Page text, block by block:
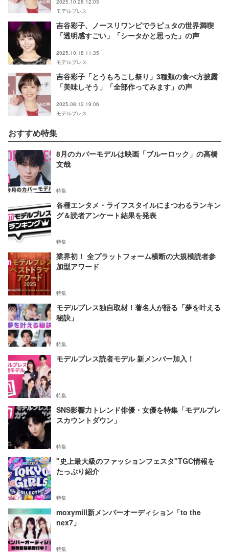
2025.10.28 12:03
モデルプレス
吉谷彩子、ノースリワンピでラピュタの世界満喫
「透明感すごい」「シータかと思った」の声
2025.10.18 11:35
モデルプレス
吉谷彩子「とうもろこし祭り」3種類の食べ方披露
「美味しそう」「全部作ってみます」の声
2025.08.12 19:06
モデルプレス
おすすめ特集
8月のカバーモデルは映画「ブルーロック」の高橋
文哉
特集
各種エンタメ・ライフスタイルにまつわるランキン
グ＆読者アンケート結果を発表
特集
業界初！ 全プラットフォーム横断の大規模読者参
加型アワード
特集
モデルプレス独自取材！著名人が語る「夢を叶える
秘訣」
特集
モデルプレス読者モデル 新メンバー加入！
特集
SNS影響力トレンド俳優・女優を特集「モデルプレ
スカウントダウン」
特集
"史上最大級のファッションフェスタ"TGC情報を
たっぷり紹介
特集
moxymill新メンバーオーディション「to the
nex7」
特集